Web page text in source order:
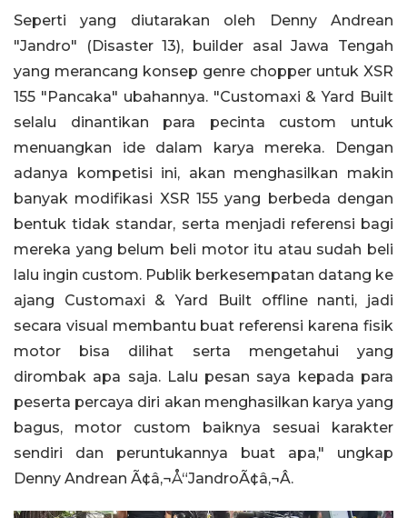
Seperti yang diutarakan oleh Denny Andrean
"Jandro" (Disaster 13), builder asal Jawa Tengah
yang merancang konsep genre chopper untuk XSR
155 "Pancaka" ubahannya. "Customaxi & Yard Built
selalu dinantikan para pecinta custom untuk
menuangkan ide dalam karya mereka. Dengan
adanya kompetisi ini, akan menghasilkan makin
banyak modifikasi XSR 155 yang berbeda dengan
bentuk tidak standar, serta menjadi referensi bagi
mereka yang belum beli motor itu atau sudah beli
lalu ingin custom. Publik berkesempatan datang ke
ajang Customaxi & Yard Built offline nanti, jadi
secara visual membantu buat referensi karena fisik
motor bisa dilihat serta mengetahui yang
dirombak apa saja. Lalu pesan saya kepada para
peserta percaya diri akan menghasilkan karya yang
bagus, motor custom baiknya sesuai karakter
sendiri dan peruntukannya buat apa," ungkap
Denny Andrean Ã¢â‚¬Å“JandroÃ¢â‚¬Â.